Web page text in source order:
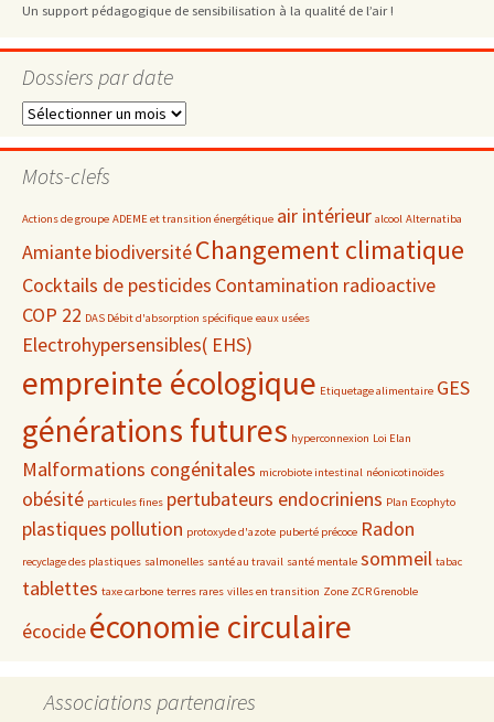
Un support pédagogique de sensibilisation à la qualité de l’air !
Dossiers par date
Dossiers
date
Mots-clefs
Actions de groupe ADEME et transition énergétique air intérieur alcool Alternatiba
AmiantebiodiversitéChangement climatique
Cocktails de pesticides Contamination radioactive
COP 22 DAS Débit d'absorption spécifique eaux usées
Electrohypersensibles( EHS)
empreinte écologique Etiquetage alimentaire GES
générations futures hyperconnexion Loi Elan
Malformations congénitales microbiote intestinal néonicotinoïdes
obésité particules fines pertubateurs endocriniens Plan Ecophyto
plastiques pollution protoxyde d'azote puberté précoce Radon
recyclage des plastiques salmonelles santé au travail santé mentale sommeil tabac
tablettes taxe carbone terres rares villes en transition Zone ZCR Grenoble
écocideéconomie circulaire
Associations partenaires